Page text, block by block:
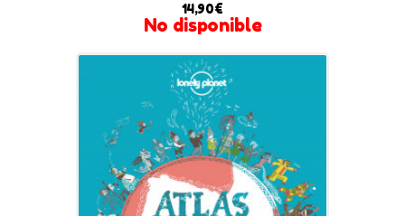
14,90€
No disponible